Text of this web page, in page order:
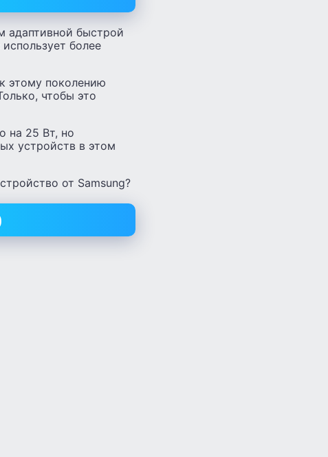
адаптивной быстрой
более
этому поколению
чтобы это
на 25 Вт, но
устройств в этом
от Samsung?